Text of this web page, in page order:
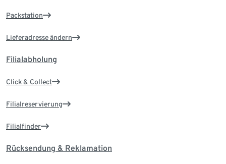
Packstation
Lieferadresse ändern
Filialabholung
Click & Collect
Filialreservierung
Filialfinder
Rücksendung & Reklamation